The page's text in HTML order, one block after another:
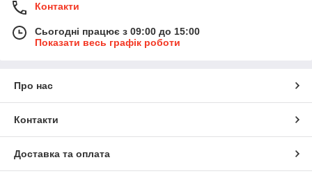
Контакти
Сьогодні працює з 09:00 до 15:00
Показати весь графік роботи
Про нас
Контакти
Доставка та оплата